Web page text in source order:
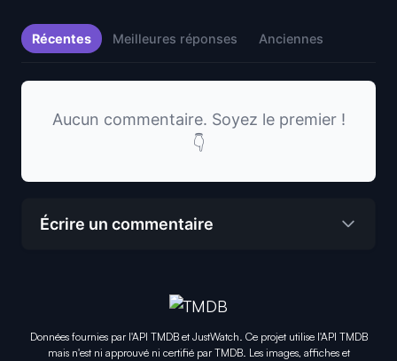
Récentes Meilleures réponses Anciennes
Aucun commentaire. Soyez le premier !
👇
Écrire un commentaire
Données fournies par l'API TMDB et JustWatch. Ce projet utilise l'API TMDB
mais n'est ni approuvé ni certifié par TMDB. Les images, affiches et